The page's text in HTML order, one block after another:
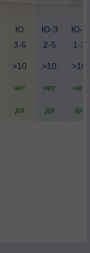
Ю
3-6
Ю-З
2-5
Ю-З
1-3
>10 >10 >10
нет нет нет
да да да